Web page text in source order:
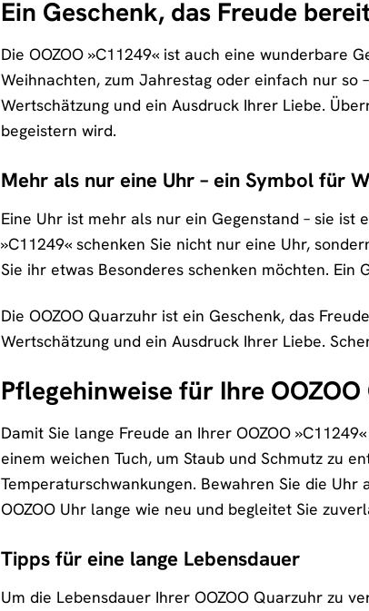
Ein Geschenk, das Freude
Die OOZOO »C11249« ist auch eine wunderbare
Weihnachten, zum Jahrestag oder einfach nur so
Wertschätzung und ein Ausdruck Ihrer Liebe.
begeistern wird.
Mehr als nur eine Uhr – ein Symbol für
Eine Uhr ist mehr als nur ein Gegenstand – sie ist
»C11249« schenken Sie nicht nur eine Uhr,
Sie ihr etwas Besonderes schenken möchten. Ein
Die OOZOO Quarzuhr ist ein Geschenk, das
Wertschätzung und ein Ausdruck Ihrer Liebe.
Pflegehinweise für Ihre
Damit Sie lange Freude an Ihrer OOZOO
einem weichen Tuch, um Staub und Schmutz zu
Temperaturschwankungen. Bewahren Sie die
OOZOO Uhr lange wie neu und begleitet Sie
Tipps für eine lange Lebensdauer
Um die Lebensdauer Ihrer OOZOO Quarzuhr zu